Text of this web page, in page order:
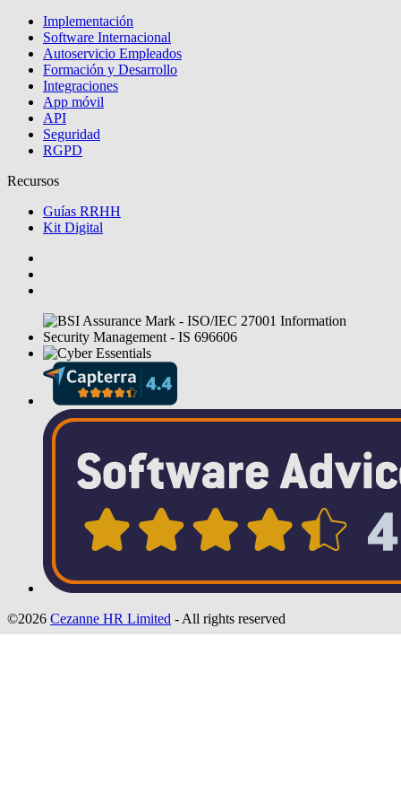
Implementación
Software Internacional
Autoservicio Empleados
Formación y Desarrollo
Integraciones
App móvil
API
Seguridad
RGPD
Recursos
Guías RRHH
Kit Digital
©2026 Cezanne HR Limited - All rights reserved